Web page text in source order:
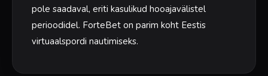
pole saadaval, eriti kasulikud hooajavälistel
perioodidel. ForteBet on parim koht Eestis
virtuaalspordi nautimiseks.